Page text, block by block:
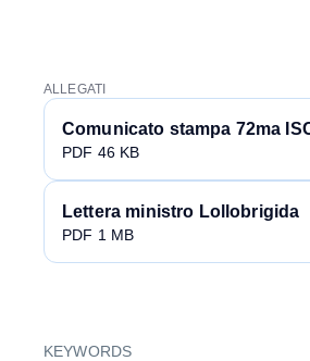
ALLEGATI
Comunicato stampa 72ma
PDF 46 KB
Lettera ministro Lollobrigida
PDF 1 MB
KEYWORDS